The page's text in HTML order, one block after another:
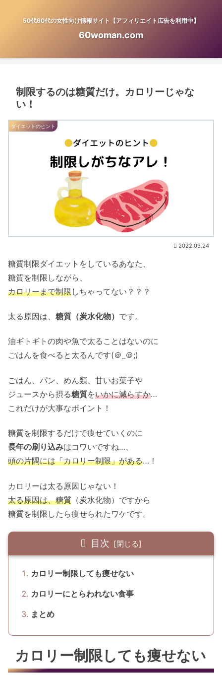
50代60代の女性向け情報サイト【アフィリエイト広告を利用中】
60woman.com
制限するのは糖質だけ。カロリーじゃな
い！
ダイエットのヒント
2022.03.24
糖質制限ダイエットをしているあなた、
糖質を制限しながら、
カロリーまで制限しちゃってない？？？
太る原因は、 糖質（炭水化物） です。
油ギトギトの肉や魚で太ることはないのに
ごはんを食べると太るんです(＠_＠;)
ごはん、パン、めん類、甘いお菓子や
ジュースから摂る糖質をいかに減らすか…
これだけが大事なポイント！
糖質を制限するだけで痩せていくのに
長年の刷り込みはコワいですね…、
頭の片隅には「カロリー制限」がある…！
カロリーは太る原因じゃない！
太る原因は、糖質 （炭水化物）ですから
糖質を制限したら痩せられたワケです。
目次
カロリー制限しても痩せない
カロリーにとらわれない食事
まとめ
カロリー制限しても痩せない